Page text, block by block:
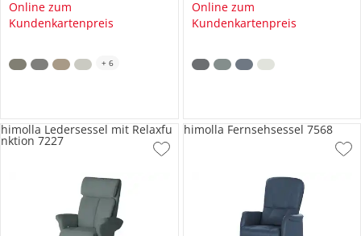
Online zum
Kundenkartenpreis
+ 6
Online zum
Kundenkartenpreis
himolla Ledersessel mit Relaxfu
nktion 7227
himolla Fernsehsessel 7568